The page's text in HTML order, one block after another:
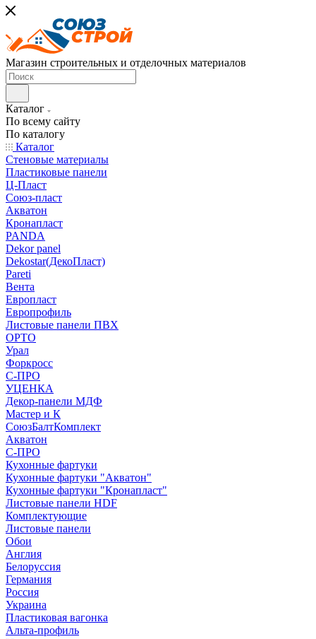
Магазин строительных и отделочных материалов
Каталог
По всему сайту
По каталогу
Каталог
Стеновые материалы
Пластиковые панели
Ц-Пласт
Союз-пласт
Акватон
Кронапласт
PANDA
Dekor panel
Dekostar(ДекоПласт)
Pareti
Вента
Европласт
Европрофиль
Листовые панели ПВХ
ОРТО
Урал
Форкросс
С-ПРО
УЦЕНКА
Декор-панели МДФ
Мастер и К
СоюзБалтКомплект
Акватон
С-ПРО
Кухонные фартуки
Кухонные фартуки "Акватон"
Кухонные фартуки "Кронапласт"
Листовые панели HDF
Комплектующие
Листовые панели
Обои
Англия
Белоруссия
Германия
Россия
Украина
Пластиковая вагонка
Альта-профиль